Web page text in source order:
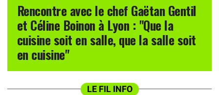
Rencontre avec le chef Gaëtan Gentil
et Céline Boinon à Lyon : "Que la
cuisine soit en salle, que la salle soit
en cuisine"
LE FIL INFO